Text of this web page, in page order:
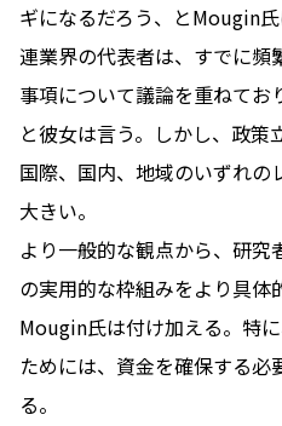
ギになるだろう、とMougin
連業界の代表者は、すでに頻
事項について議論を重ねてお
と彼女は言う。しかし、政策
国際、国内、地域のいずれ
大きい。
より一般的な観点から、研究
の実用的な枠組みをより具体
Mougin氏は付け加える。特
ためには、資金を確保する
る。